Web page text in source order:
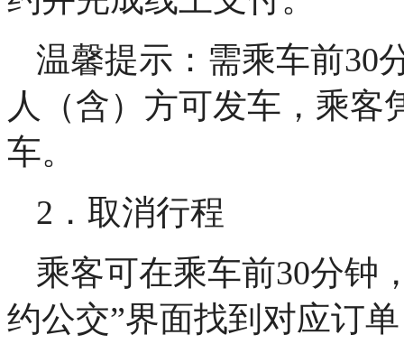
温馨提示：需乘车前30
人（含）方可发车，乘客
车。
2．取消行程
乘客可在乘车前30分钟
约公交”界面找到对应订